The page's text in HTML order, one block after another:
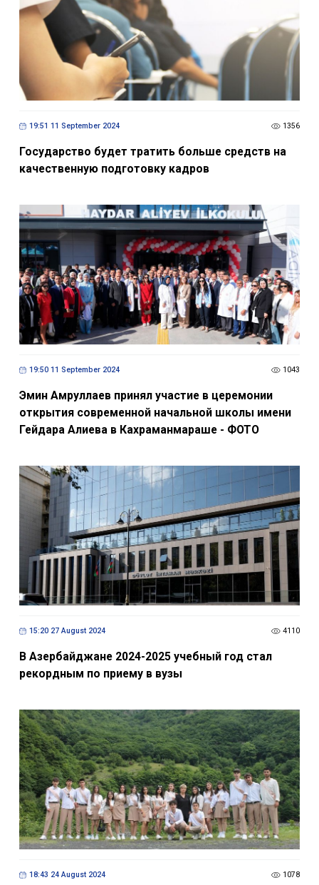
19:51 11 September 2024 1356
Государство будет тратить больше средств на
качественную подготовку кадров
19:50 11 September 2024 1043
Эмин Амруллаев принял участие в церемонии
открытия современной начальной школы имени
Гейдара Алиева в Кахраманмараше - ФОТО
15:20 27 August 2024 4110
В Азербайджане 2024-2025 учебный год стал
рекордным по приему в вузы
18:43 24 August 2024 1078